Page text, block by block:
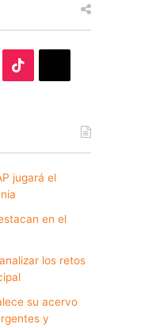
jugará el
en el
los retos
su acervo
y